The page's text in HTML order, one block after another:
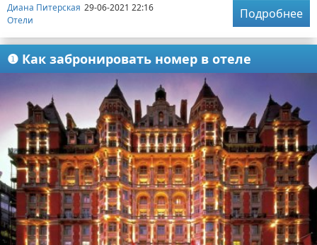
Диана Питерская 29-06-2021 22:16
Отели
Подробнее
❶ Как забронировать номер в отеле